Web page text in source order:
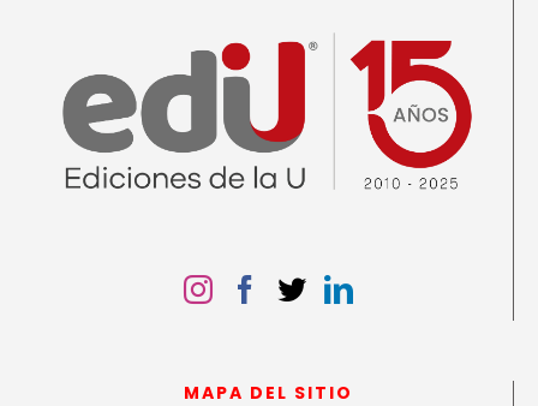
MAPA DEL SITIO